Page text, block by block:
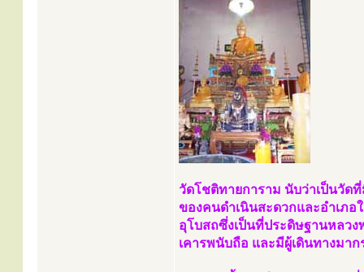
วัดโชติทายการาม นับว่าเป็นวัด
ของคนดำเนินสะดวกและอำเภอ
อุโบสถซึ่งเป็นที่ประดิษฐานหลว
เคารพนับถือ และมีผู้เดินทางมา